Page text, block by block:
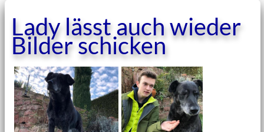
Lady lässt auch wieder
Bilder schicken